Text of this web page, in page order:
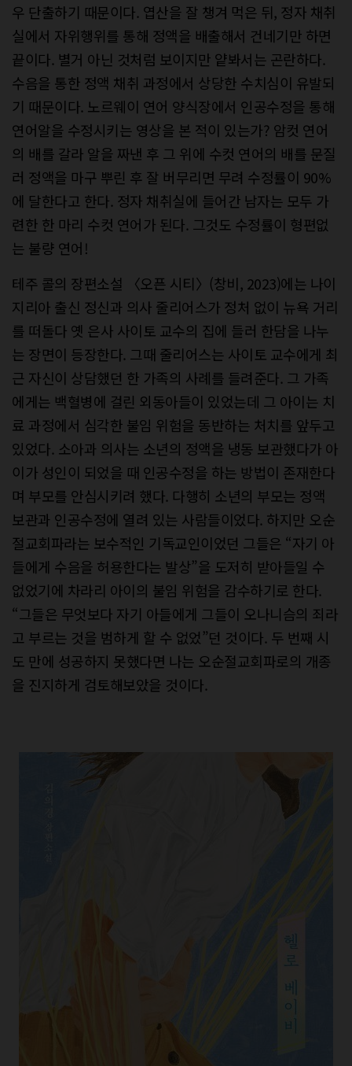
우 단출하기 때문이다. 엽산을 잘 챙겨 먹은 뒤, 정자 채취
실에서 자위행위를 통해 정액을 배출해서 건네기만 하면
끝이다. 별거 아닌 것처럼 보이지만 얕봐서는 곤란하다.
수음을 통한 정액 채취 과정에서 상당한 수치심이 유발되
기 때문이다. 노르웨이 연어 양식장에서 인공수정을 통해
연어알을 수정시키는 영상을 본 적이 있는가? 암컷 연어
의 배를 갈라 알을 짜낸 후 그 위에 수컷 연어의 배를 문질
러 정액을 마구 뿌린 후 잘 버무리면 무려 수정률이 90%
에 달한다고 한다. 정자 채취실에 들어간 남자는 모두 가
련한 한 마리 수컷 연어가 된다. 그것도 수정률이 형편없
는 불량 연어!
테주 콜의 장편소설 〈오픈 시티〉(창비, 2023)에는 나이
지리아 출신 정신과 의사 줄리어스가 정처 없이 뉴욕 거리
를 떠돌다 옛 은사 사이토 교수의 집에 들러 한담을 나누
는 장면이 등장한다. 그때 줄리어스는 사이토 교수에게 최
근 자신이 상담했던 한 가족의 사례를 들려준다. 그 가족
에게는 백혈병에 걸린 외동아들이 있었는데 그 아이는 치
료 과정에서 심각한 불임 위험을 동반하는 처치를 앞두고
있었다. 소아과 의사는 소년의 정액을 냉동 보관했다가 아
이가 성인이 되었을 때 인공수정을 하는 방법이 존재한다
며 부모를 안심시키려 했다. 다행히 소년의 부모는 정액
보관과 인공수정에 열려 있는 사람들이었다. 하지만 오순
절교회파라는 보수적인 기독교인이었던 그들은 “자기 아
들에게 수음을 허용한다는 발상”을 도저히 받아들일 수
없었기에 차라리 아이의 불임 위험을 감수하기로 한다.
“그들은 무엇보다 자기 아들에게 그들이 오나니슴의 죄라
고 부르는 것을 범하게 할 수 없었”던 것이다. 두 번째 시
도 만에 성공하지 못했다면 나는 오순절교회파로의 개종
을 진지하게 검토해보았을 것이다.